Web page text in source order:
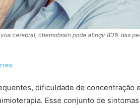
cerebral, chemobrain pode atingir 80% das
dificuldade de concentração
Esse conjunto de